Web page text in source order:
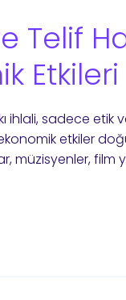
Telif
Etkileri
ihlali, sadece etik
etkiler
müzisyenler, film